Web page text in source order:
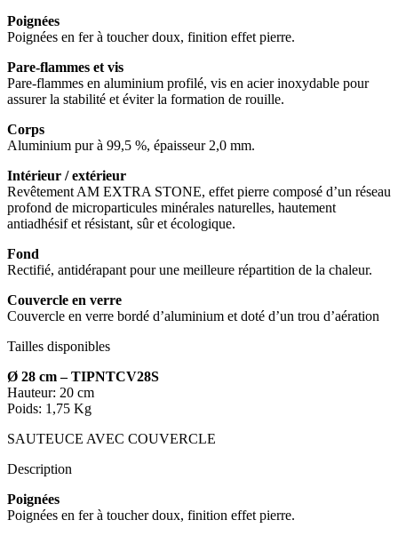
Poignées
Poignées en fer à toucher doux, finition effet pierre.
Pare-flammes et vis
Pare-flammes en aluminium profilé, vis en acier inoxydable pour
assurer la stabilité et éviter la formation de rouille.
Corps
Aluminium pur à 99,5 %, épaisseur 2,0 mm.
Intérieur / extérieur
Revêtement AM EXTRA STONE, effet pierre composé d’un réseau
profond de microparticules minérales naturelles, hautement
antiadhésif et résistant, sûr et écologique.
Fond
Rectifié, antidérapant pour une meilleure répartition de la chaleur.
Couvercle en verre
Couvercle en verre bordé d’aluminium et doté d’un trou d’aération
Tailles disponibles
Ø 28 cm –TIPNTCV28S
Hauteur: 20 cm
Poids: 1,75 Kg
SAUTEUCE AVEC COUVERCLE
Description
Poignées
Poignées en fer à toucher doux, finition effet pierre.